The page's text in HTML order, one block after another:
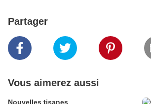
Partager
Vous aimerez aussi
Nouvelles tisanes